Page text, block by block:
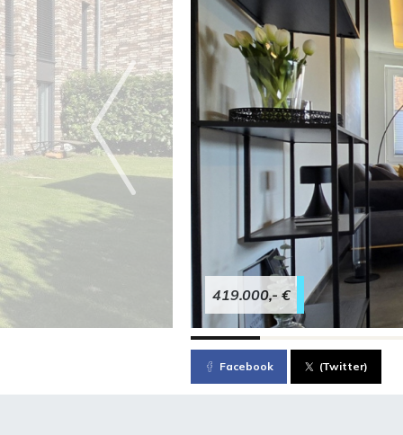
419.000,- €
Facebook (Twitter)